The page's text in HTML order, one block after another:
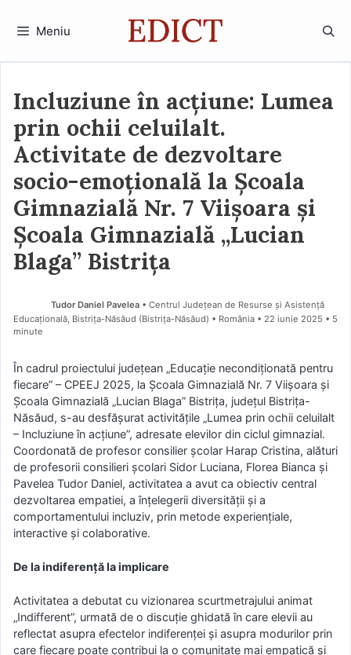
Meniu
Incluziune în acțiune: Lumea
prin ochii celuilalt.
Activitate de dezvoltare
socio-emoțională la Școala
Gimnazială Nr. 7 Viișoara și
Școala Gimnazială „Lucian
Blaga” Bistrița
Tudor Daniel Pavelea • Centrul Județean de Resurse și Asistență
Educațională, Bistrița-Năsăud (Bistriţa-Năsăud) • România
22 iunie 2025 • 5
minute
În cadrul proiectului județean „Educație necondiționată pentru
fiecare” – CPEEJ 2025, la Școala Gimnazială Nr. 7 Viișoara și
Școala Gimnazială „Lucian Blaga” Bistrița, județul Bistrița-
Năsăud, s-au desfășurat activitățile „Lumea prin ochii celuilalt
– Incluziune în acțiune”, adresate elevilor din ciclul gimnazial.
Coordonată de profesor consilier școlar Harap Cristina, alături
de profesorii consilieri școlari Sidor Luciana, Florea Bianca și
Pavelea Tudor Daniel, activitatea a avut ca obiectiv central
dezvoltarea empatiei, a înțelegerii diversității și a
comportamentului incluziv, prin metode experiențiale,
interactive și colaborative.
De la indiferență la implicare
Activitatea a debutat cu vizionarea scurtmetrajului animat
„Indifferent”, urmată de o discuție ghidată în care elevii au
reflectat asupra efectelor indiferenței și asupra modurilor prin
care fiecare poate contribui la o comunitate mai empatică și